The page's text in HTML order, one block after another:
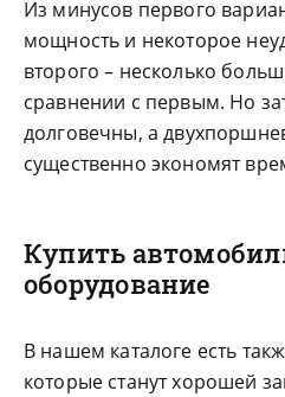
Из минусов первого
мощность и некоторое
второго – несколько
сравнении с первым. Но
долговечны, а
существенно экономят
Купить
оборудование
В нашем каталоге есть
которые станут хорошей